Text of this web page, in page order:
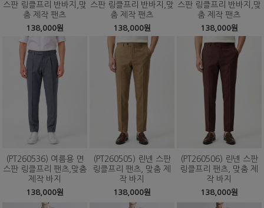
스판 링클프리 반바지,맞
춤 제작 팬츠
138,000원
스판 링클프리 반바지,맞
춤 제작 팬츠
138,000원
스판 링클프리 반바지,맞
춤 제작 팬츠
138,000원
(PT260536) 여름용 면
스판 링클프리 팬츠,맞춤
제작 바지
138,000원
(PT260505) 린넨 스판
링클프리 팬츠, 맞춤 제
작 바지
138,000원
(PT260506) 린넨 스판
링클프리 팬츠, 맞춤 제
작 바지
138,000원